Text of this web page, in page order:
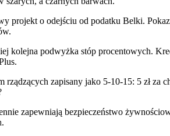
projekt o odejściu od podatku Belki.
kolejna podwyżka stóp procentowych.
rządzących zapisany jako 5-10-15: 5 zł
zapewniają bezpieczeństwo